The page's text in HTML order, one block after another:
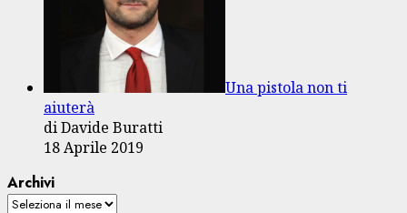
Una pistola non ti
aiuterà
di Davide Buratti
18 Aprile 2019
Archivi